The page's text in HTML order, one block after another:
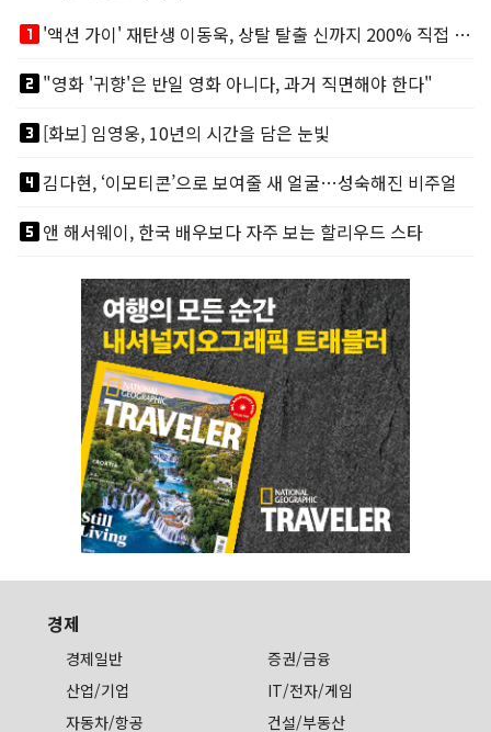
looks_one
'액션 가이' 재탄생 이동욱, 상탈 탈출 신까지 200% 직접 소화
looks_two"영화 '귀향'은 반일 영화 아니다, 과거 직면해야 한다"
looks_3[화보] 임영웅, 10년의 시간을 담은 눈빛
looks_4김다현, ‘이모티콘’으로 보여줄 새 얼굴…성숙해진 비주얼
looks_5앤 해서웨이, 한국 배우보다 자주 보는 할리우드 스타
경제
경제일반
증권/금융
산업/기업
IT/전자/게임
자동차/항공
건설/부동산